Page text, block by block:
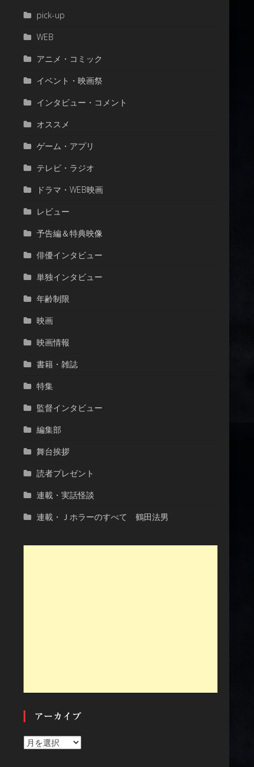
pick-up
WEB
アニメ・コミック
イベント・映画祭
インタビュー・コメント
オススメ
ゲーム・アプリ
テレビ・ラジオ
ドラマ・WEB映画
レビュー
予告編＆特典映像
俳優インタビュー
単独インタビュー
年齢制限
映画
映画情報
書籍・雑誌
特集
監督インタビュー
編集部
舞台挨拶
読者プレゼント
連載・実話怪談
連載・Ｊホラーのすべて 鶴田法男
アーカイブ
ア